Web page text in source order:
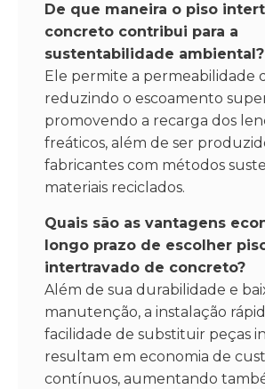
De que maneira o piso
concreto contribui para a
sustentabilidade ambiental?
Ele permite a permeabilidade
reduzindo o escoamento
promovendo a recarga dos
freáticos, além de ser
fabricantes com métodos
materiais reciclados.
Quais são as vantagens
longo prazo de escolher
intertravado de concreto?
Além de sua durabilidade e
manutenção, a instalação
facilidade de substituir peças
resultam em economia de
contínuos, aumentando